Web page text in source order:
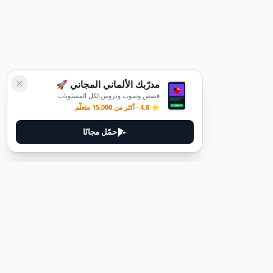
مدرّبك الألماني المجاني 🚀
قصص وصوت ودروس لكل المستويات
⭐ 4.8 · أكثر من 15,000 متعلّم
حمّل مجانًا